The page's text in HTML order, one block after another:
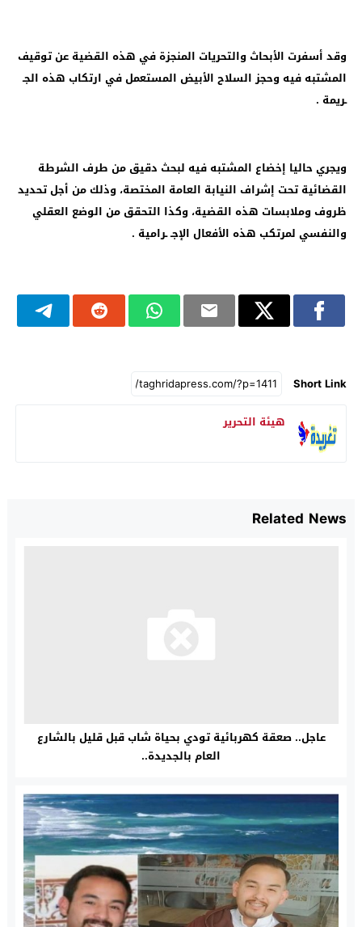
وقد أسفرت الأبحاث والتحريات المنجزة في هذه القضية عن توقيف
المشتبه فيه وحجز السلاح الأبيض المستعمل في ارتكاب هذه الجـ
ـريمة .
ويجري حاليا إخضاع المشتبه فيه لبحث دقيق من طرف الشرطة
القضائية تحت إشراف النيابة العامة المختصة، وذلك من أجل تحديد
ظروف وملابسات هذه القضية، وكذا التحقق من الوضع العقلي
والنفسي لمرتكب هذه الأفعال الإجـ ـرامية .
Short Link
هيئة التحرير
Related News
عاجل.. صعقة كهربائية تودي بحياة شاب قبل قليل بالشارع
العام بالجديدة..